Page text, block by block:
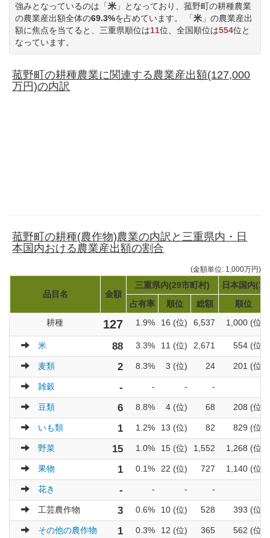
強みとなっているのは「米 」となっており、菰野町の耕種農業
の農業産出額全体の69.3%を占めています。 「米 」の農業産出
額に焦点を当てると、三重県順位は11位、全国順位は554位と
なっています。
菰野町の耕種農業に関連する農業産出額(127,000
万円)の内訳
菰野町の耕種(農作物)農業の内訳と三重県内・日
本国内おける農業産出額の割合
(金額単位: 1,000万円)
品目名 金額
三重県内(29市町村)
日本国内
占有率
順位 総額
順位
耕種
127 1.9% 16 (位) 6,537 1,000 (位)
米 88 3.3% 11 (位) 2,671 554 (位)
麦類 2 8.3% 3 (位) 24 201 (位)
雑穀 - - - -
豆類 6 8.8% 4 (位) 68 208 (位)
いも類 1 1.2% 13 (位) 82 829 (位)
野菜 15 1.0% 15 (位) 1,552 1,268 (位)
果物 1 0.1% 22 (位) 727 1,140 (位)
花き - - - -
工芸農作物 3 0.6% 10 (位) 528 393 (位)
その他の農作物 1 0.3% 12 (位) 365 562 (位)